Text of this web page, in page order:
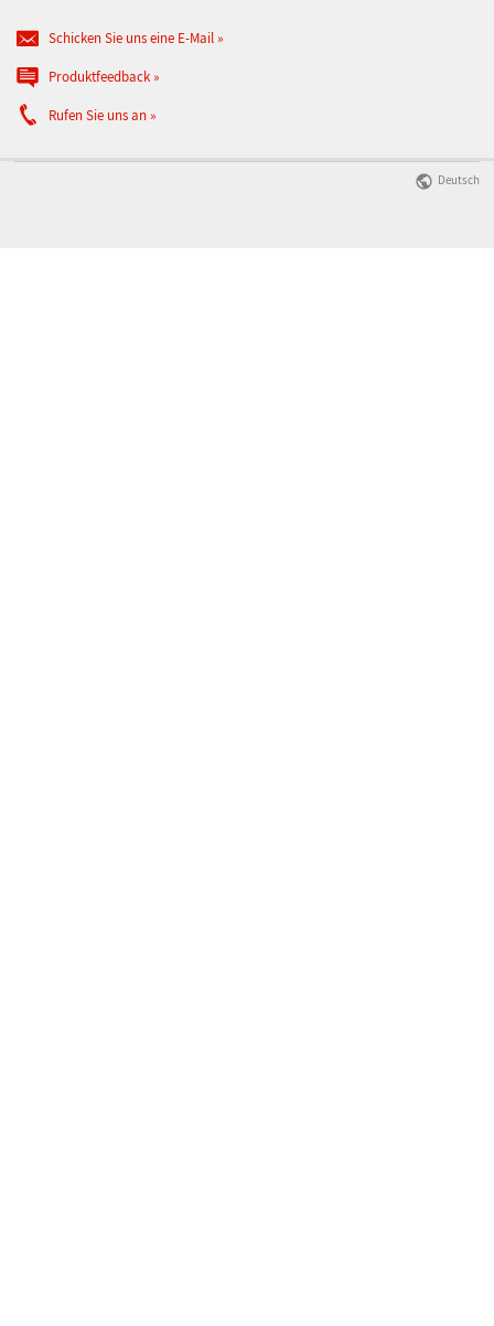
Schicken Sie uns eine E-Mail
Produktfeedback
Rufen Sie uns an
Deutsch